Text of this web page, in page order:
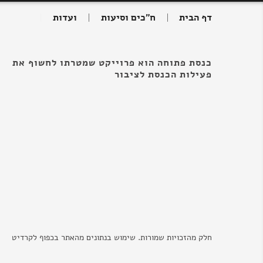
דף הבית ח"כים וסיעות ועדות
כנסת פתוחה הוא פרוייקט שמטרתו לחשוף את
פעילות הכנסת לציבור
חלק מהזכויות שמורות. שימוש בנתונים מהאתר בכפוף לקרדיט